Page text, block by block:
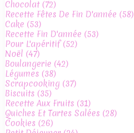
Chocolat(72)
Recette Fêtes De Fin D'année (58)
Cake (53)
Recette Fin D'année (53)
Pour L'apéritif(52)
Noël (47)
Boulangerie (42)
Légumes (38)
Scrapcooking (37)
Biscuits (35)
Recette Aux Fruits (31)
Quiches Et Tartes Salées (28)
Cookies (26)